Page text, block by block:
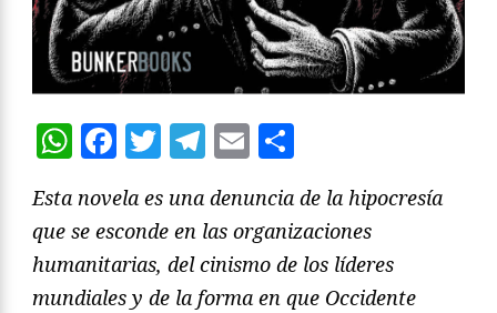
WhatsApp
Facebook
Twitter
Telegram
Email
Esta novela es una denuncia de la hipocresía
que se esconde en las organizaciones
humanitarias, del cinismo de los líderes
mundiales y de la forma en que Occidente